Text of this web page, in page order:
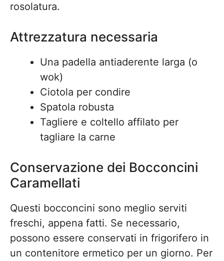
rosolatura.
Attrezzatura necessaria
Una padella antiaderente larga (o
wok)
Ciotola per condire
Spatola robusta
Tagliere e coltello affilato per
tagliare la carne
Conservazione dei Bocconcini
Caramellati
Questi bocconcini sono meglio serviti
freschi, appena fatti. Se necessario,
possono essere conservati in frigorifero in
un contenitore ermetico per un giorno. Per